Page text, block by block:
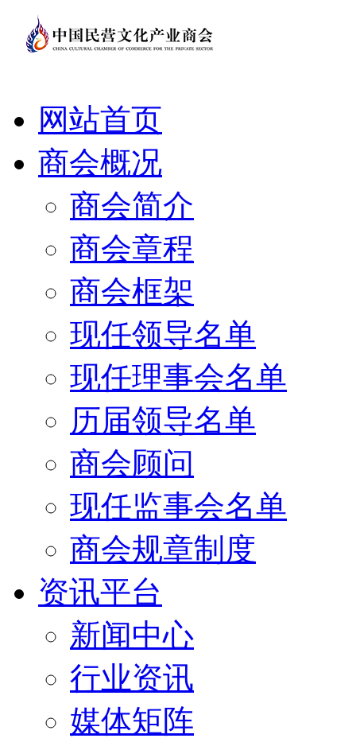
网站首页
商会概况
商会简介
商会章程
商会框架
现任领导名单
现任理事会名单
历届领导名单
商会顾问
现任监事会名单
商会规章制度
资讯平台
新闻中心
行业资讯
媒体矩阵